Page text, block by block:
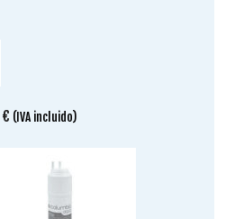
€ (IVA incluido)